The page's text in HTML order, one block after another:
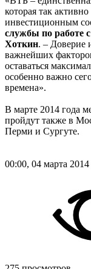
которая так
инвестиционным
службы по работе
Хоткин. – Доверие
важнейших
оставаться
особенно важно
времена».
В марте 2014 года
пройдут также в
Перми и Сургуте.
00:00, 04 марта 2014